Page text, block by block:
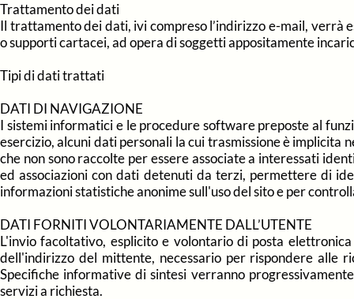
Trattamento dei dati
Il trattamento dei dati, ivi compreso l’indirizzo e-mail,
o supporti cartacei, ad opera di soggetti appositamente
Tipi di dati trattati
DATI DI NAVIGAZIONE
I sistemi informatici e le procedure software preposte al
esercizio, alcuni dati personali la cui trasmissione è
che non sono raccolte per essere associate a interessati
ed associazioni con dati detenuti da terzi, permettere di
informazioni statistiche anonime sull'uso del sito e per
DATI FORNITI VOLONTARIAMENTE DALL’UTENTE
L'invio facoltativo, esplicito e volontario di posta
dell'indirizzo del mittente, necessario per rispondere alle
Specifiche informative di sintesi verranno
servizi a richiesta.